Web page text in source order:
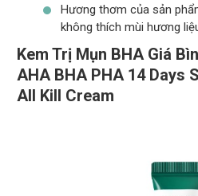
Hương thơm của sản
không thích mùi hương
Kem Trị Mụn BHA Giá
AHA BHA PHA 14 Days
All Kill Cream